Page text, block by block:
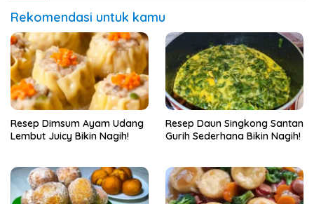
Rekomendasi untuk kamu
Resep Dimsum Ayam Udang
Lembut Juicy Bikin Nagih!
Resep Daun Singkong Santan
Gurih Sederhana Bikin Nagih!